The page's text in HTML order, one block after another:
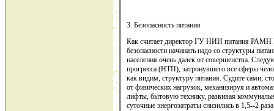
3. Безопасность питания
Как считает директор ГУ НИИ питания РАМН
безопасности начинать надо со структуры
населения очень далек от совершенства.
прогресса (НТП), затронувшего все сферы
как видим, структуру питания. Судите сами,
от физических нагрузок, механизируя и
лифты, бытовую технику, развивая
суточные энергозатраты снизились в 1,5--2